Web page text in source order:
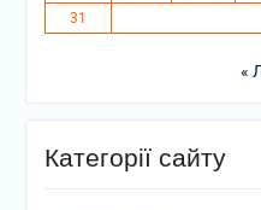
31
«
Категорії сайту